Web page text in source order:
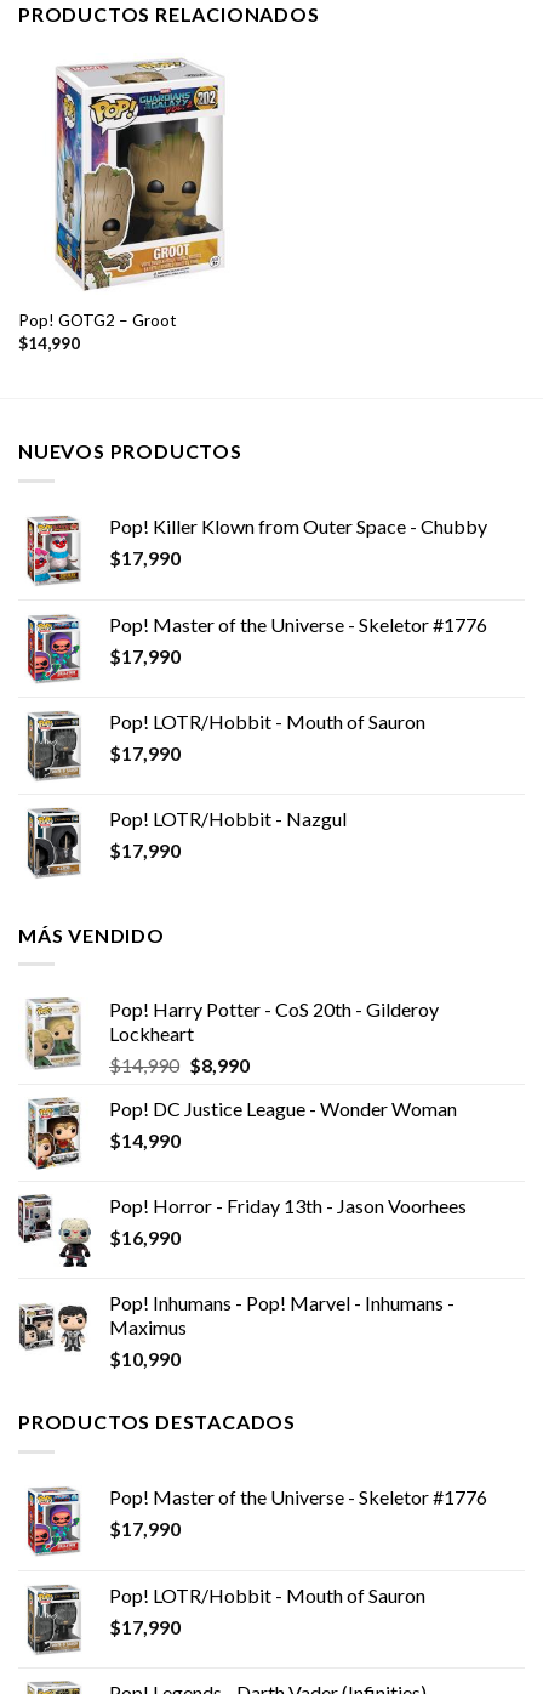
PRODUCTOS RELACIONADOS
Pop! GOTG2 – Groot
$14,990
NUEVOS PRODUCTOS
Pop! Killer Klown from Outer Space - Chubby
$17,990
Pop! Master of the Universe - Skeletor #1776
$17,990
Pop! LOTR/Hobbit - Mouth of Sauron
$17,990
Pop! LOTR/Hobbit - Nazgul
$17,990
MÁS VENDIDO
Pop! Harry Potter - CoS 20th - Gilderoy
Lockheart
$14,990 El
original
$8,990El
actual
Pop! DC Justice League - Wonder Woman
$14,990
Pop! Horror - Friday 13th - Jason Voorhees
$16,990
Pop! Inhumans - Pop! Marvel - Inhumans -
Maximus
$10,990
PRODUCTOS DESTACADOS
Pop! Master of the Universe - Skeletor #1776
$17,990
Pop! LOTR/Hobbit - Mouth of Sauron
$17,990